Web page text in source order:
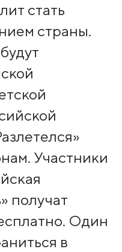
стать
страны.
Участники
получат
Один
в